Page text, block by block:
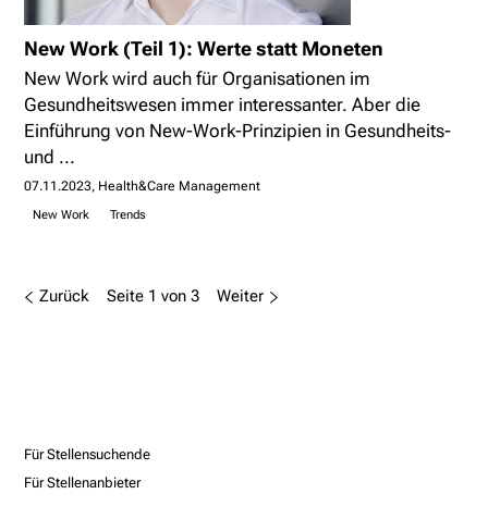
New Work (Teil 1): Werte statt Moneten
New Work wird auch für Organisationen im
Gesundheitswesen immer interessanter. Aber die
Einführung von New-Work-Prinzipien in Gesundheits-
und ...
07.11.2023 Health&Care Management
New Work Trends
ZurückSeite 1 von 3 Weiter
Für Stellensuchende
Für Stellenanbieter